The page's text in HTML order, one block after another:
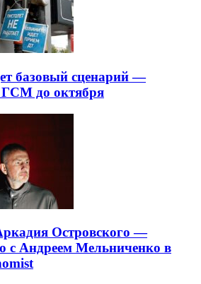
базовый сценарий —
ГСМ до октября
Островского —
с Андреем Мельниченко в